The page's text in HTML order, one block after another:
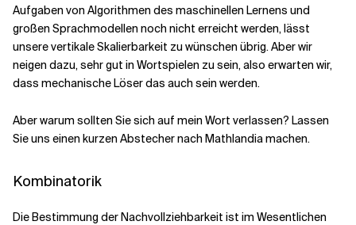
Aufgaben von Algorithmen des maschinellen Lernens und
großen Sprachmodellen noch nicht erreicht werden, lässt
unsere vertikale Skalierbarkeit zu wünschen übrig. Aber wir
neigen dazu, sehr gut in Wortspielen zu sein, also erwarten wir,
dass mechanische Löser das auch sein werden.
Aber warum sollten Sie sich auf mein Wort verlassen? Lassen
Sie uns einen kurzen Abstecher nach Mathlandia machen.
Kombinatorik
Die Bestimmung der Nachvollziehbarkeit ist im Wesentlichen